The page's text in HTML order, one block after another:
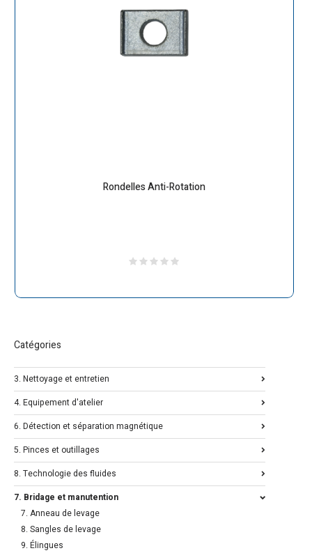
Rondelles Anti-Rotation
Catégories
3. Nettoyage et entretien
4. Equipement d'atelier
6. Détection et séparation magnétique
5. Pinces et outillages
8. Technologie des fluides
7. Bridage et manutention
7. Anneau de levage
8. Sangles de levage
9. Élingues